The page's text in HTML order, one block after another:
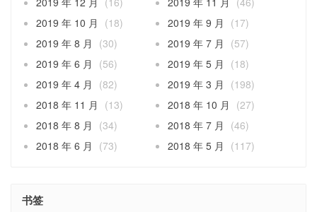
2019 年 10 月
(18) 2019 年 9 月
(17)
2019 年 8 月
(30) 2019 年 7 月
(57)
2019 年 6 月
(56) 2019 年 5 月
(18)
2019 年 4 月
(82) 2019 年 3 月
(198)
2018 年 11 月
(13) 2018 年 10 月
(27)
2018 年 8 月
(34) 2018 年 7 月
(46)
2018 年 6 月
(73) 2018 年 5 月 (117)
书签